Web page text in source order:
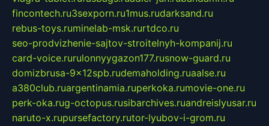
fincontech.ru3sexporn.ru1mus.rudarksand.ru
rebus-toys.ruminelab-msk.rurtdco.ru
seo-prodvizhenie-sajtov-stroitelnyh-kompanij.ru
card-voice.rurulonnyygazon177.rusnow-guard.ru
domizbrusa-9x12spb.rudemaholding.ruaalse.ru
a380club.ruargentinamia.ruperkoka.rumovie-one.ru
perk-oka.rug-octopus.rusibarchives.ruandreislyusar.ru
naruto-x.rupursefactory.rutor-lyubov-i-grom.ru